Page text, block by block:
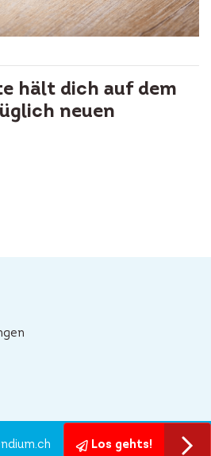
hält dich auf dem
neuen
Los gehts!